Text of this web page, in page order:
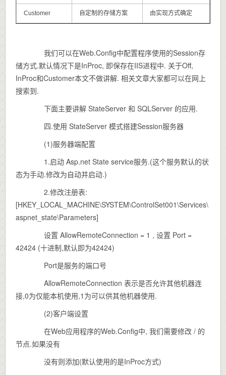
Customer 自定制的存储方案 由实现方式确定
我们可以在Web.Config中配置程序使用的Session存
储方式.默认情况下是InProc, 即保存在IIS进程中. 关于Off,
InProc和Customer本文不做讲解. 相关文章大家都可以在网上
搜索到.
下面主要讲解 StateServer 和 SQLServer 的应用.
四.使用 StateServer 模式搭建Session服务器
(1)服务器端配置
1.启动 Asp.net State service服务.(这个服务默认的状
态为手动.修改为自动并启动.)
2.修改注册表:
[HKEY_LOCAL_MACHINE\SYSTEM\ControlSet001\Services\
aspnet_state\Parameters]
设置 AllowRemoteConnection = 1 , 设置 Port =
42424 (十进制,默认即为42424)
Port是服务的端口号
AllowRemoteConnection 表示是否允许其他机器连
接,0为仅能本机使用,1为可以供其他机器使用.
(2)客户端设置
在Web应用程序的Web.Config中, 我们需要修改 / 的
节点.如果没有
没有则添加(默认使用的是InProc方式)